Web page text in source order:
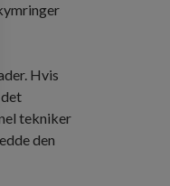
Hvis
tekniker
den